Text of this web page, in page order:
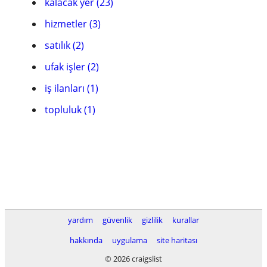
hizmetler (3)
satılık (2)
ufak işler (2)
iş ilanları (1)
topluluk (1)
yardım güvenlik gizlilik
kurallar
hakkında
uygulama
site haritası
© 2026 craigslist